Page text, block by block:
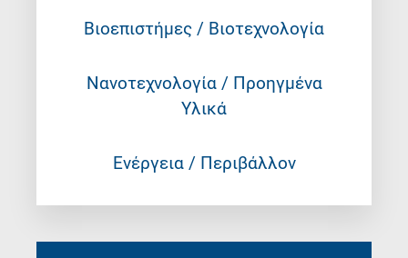
Βιοεπιστήμες / Βιοτεχνολογία
Νανοτεχνολογία / Προηγμένα
Υλικά
Ενέργεια / Περιβάλλον